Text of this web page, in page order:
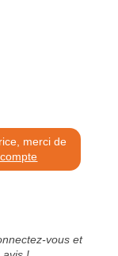
merci de
vous et